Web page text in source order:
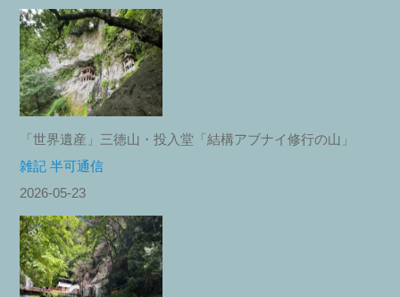
「世界遺産」三徳山・投入堂「結構アブナイ修行の山」
雑記 半可通信
2026-05-23